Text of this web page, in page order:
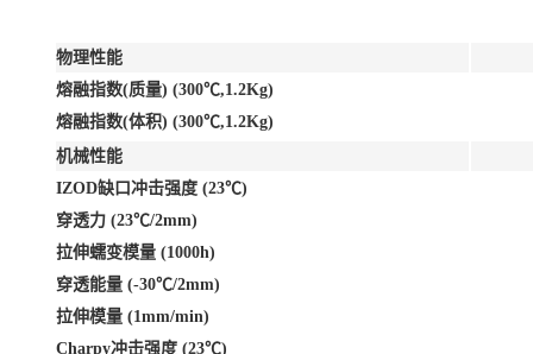
物理性能
熔融指数(质量) (300℃,1.2Kg)
熔融指数(体积) (300℃,1.2Kg)
机械性能
IZOD缺口冲击强度 (23℃)
穿透力 (23℃/2mm)
拉伸蠕变模量 (1000h)
穿透能量 (-30℃/2mm)
拉伸模量 (1mm/min)
Charpy冲击强度 (23℃)